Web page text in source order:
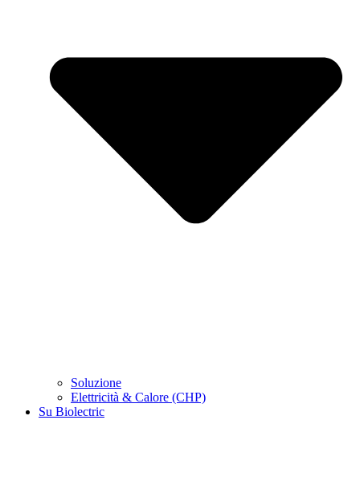
Soluzione
Elettricità & Calore (CHP)
Su Biolectric